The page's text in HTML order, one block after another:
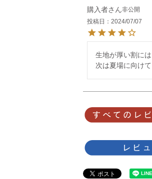
購入者
非公開
投稿日
2024/07/07
生地が厚い割に
次は夏場に向け